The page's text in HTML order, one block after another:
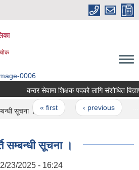
करार सेवामा शिक्षक पदको लागि संशोधित
Pages
« first ‹ previous
सूचना ।
सम्बन्धी सूचना ।
23/2025 - 16:24